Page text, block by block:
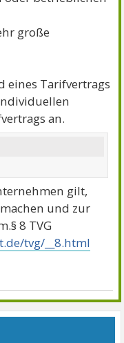
große
eines Tarifvertrags
an.
gilt,
und zur
8 TVG
tvg/__8.html